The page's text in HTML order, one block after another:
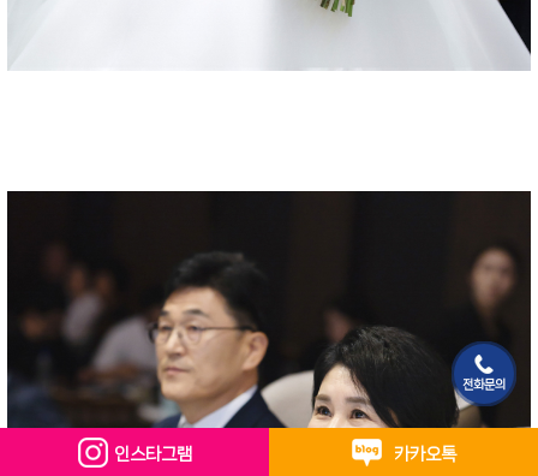
전화문의
인스타그램 카카오톡